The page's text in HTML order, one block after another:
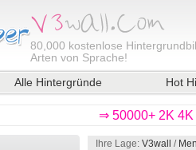
80,000 kostenlose
Arten von Sprache!
Alle Hintergründe Hot
⇒ 50000+ 2K
Ihre Lage: V3wall /